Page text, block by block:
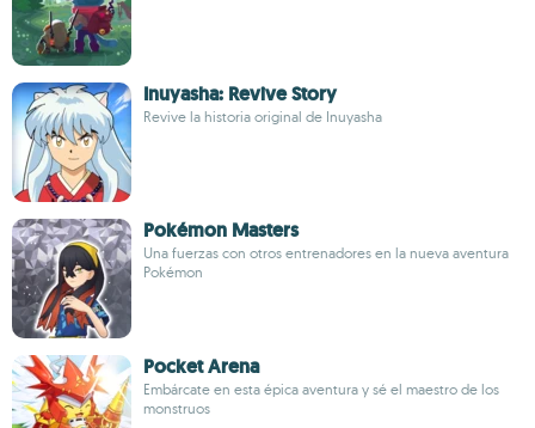
Inuyasha: Revive Story
Revive la historia original de Inuyasha
Pokémon Masters
Una fuerzas con otros entrenadores en la nueva aventura
Pokémon
Pocket Arena
Embárcate en esta épica aventura y sé el maestro de los
monstruos